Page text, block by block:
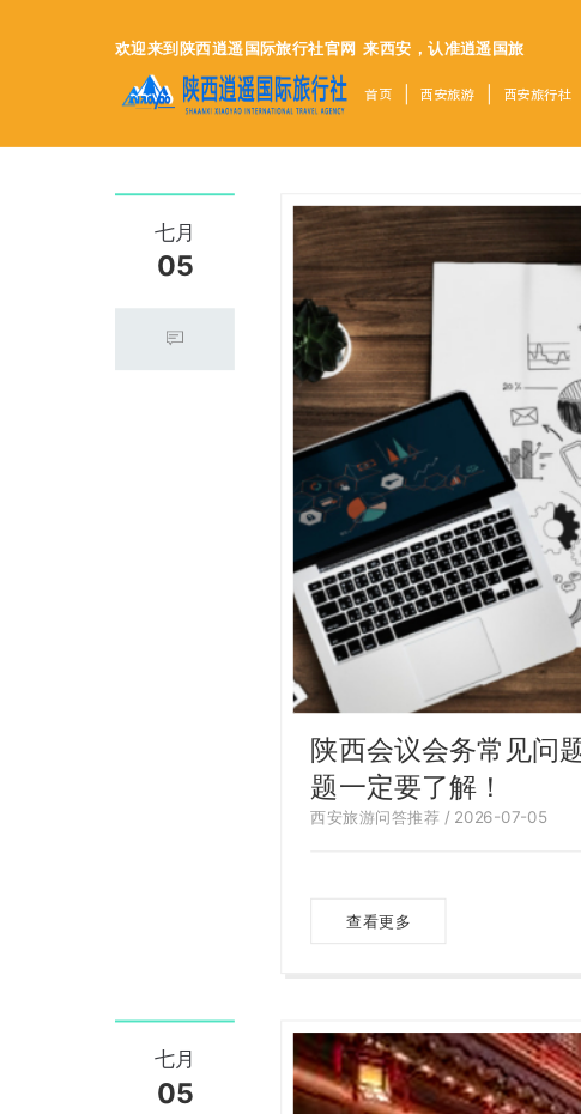
首页 西安旅游 西安旅行社
欢迎来到陕西逍遥国际旅行社官网来西安，认准逍遥国旅
七月
05
陕西会议会务常见问
题一定要了解！
西安旅游问答推荐 / 2026-07-05
查看更多
七月
05